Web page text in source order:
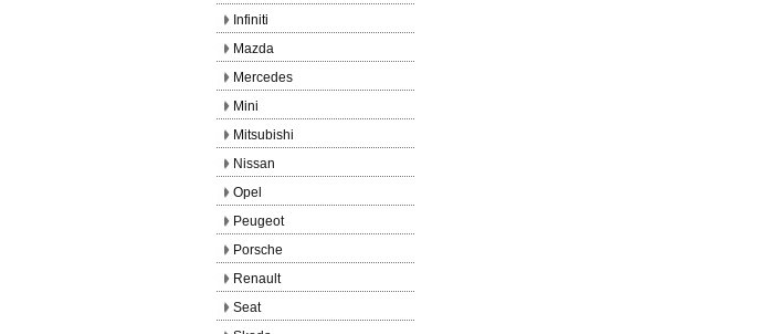
Infiniti
Mazda
Mercedes
Mini
Mitsubishi
Nissan
Opel
Peugeot
Porsche
Renault
Seat